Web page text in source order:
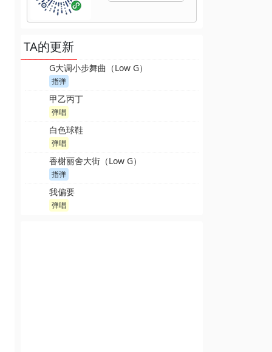
TA的更新
G大调小步舞曲（Low G）
指弹
甲乙丙丁
弹唱
白色球鞋
弹唱
香榭丽舍大街（Low G）
指弹
我偏要
弹唱